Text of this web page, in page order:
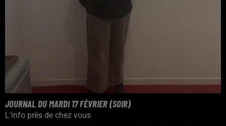
JOURNAL DU MARDI 17 FÉVRIER (SOIR)
L'info près de chez vous